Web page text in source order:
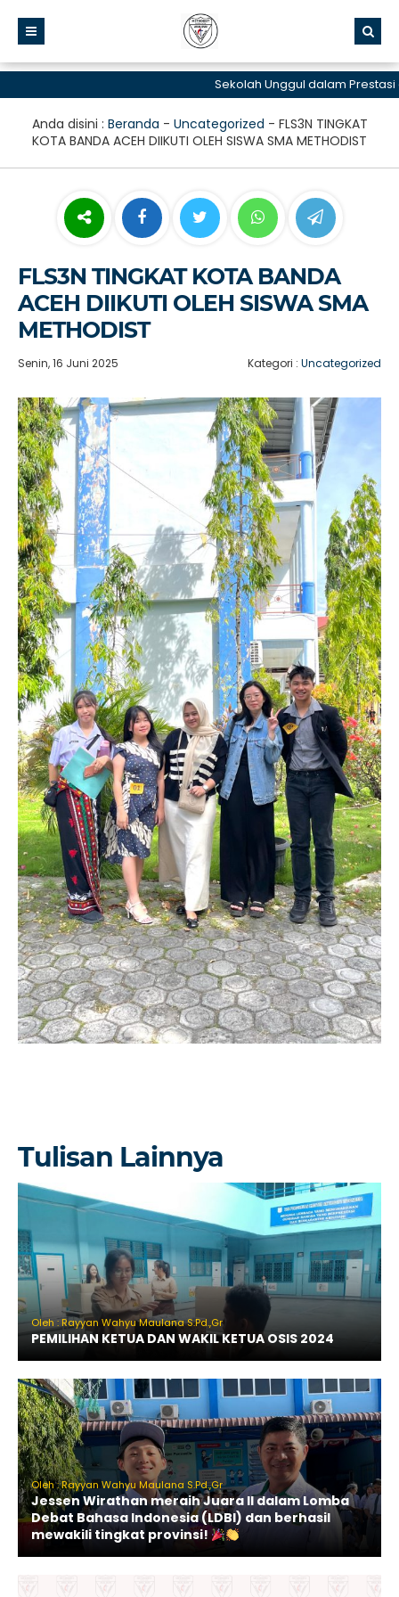
Sekolah Unggul dalam Prestasi
Anda disini : Beranda - Uncategorized - FLS3N TINGKAT
KOTA BANDA ACEH DIIKUTI OLEH SISWA SMA METHODIST
FLS3N TINGKAT KOTA BANDA
ACEH DIIKUTI OLEH SISWA SMA
METHODIST
Senin, 16 Juni 2025 Kategori : Uncategorized
Tulisan Lainnya
Oleh : Rayyan Wahyu Maulana S.Pd.,Gr
PEMILIHAN KETUA DAN WAKIL KETUA OSIS 2024
Oleh : Rayyan Wahyu Maulana S.Pd.,Gr
Jessen Wirathan meraih Juara II dalam Lomba
Debat Bahasa Indonesia (LDBI) dan berhasil
mewakili tingkat provinsi!